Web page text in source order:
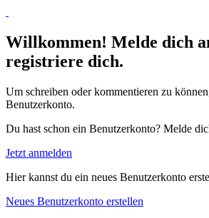
Willkommen! Melde dich
registriere dich.
Um schreiben oder kommentieren zu
Benutzerkonto.
Du hast schon ein Benutzerkonto? Melde
Jetzt anmelden
Hier kannst du ein neues Benutzerkonto
Neues Benutzerkonto erstellen